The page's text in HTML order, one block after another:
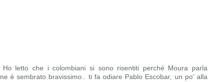
letto che i colombiani si sono risentiti perché Moura parla
è sembrato bravissimo.. ti fa odiare Pablo Escobar, un po' alla